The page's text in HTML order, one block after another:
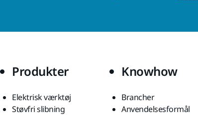
Produkter
Elektrisk værktøj
Støvfri slibning
Knowhow
Brancher
Anvendelsesformål